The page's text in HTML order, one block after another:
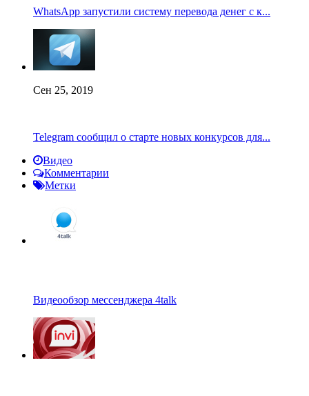
WhatsApp запустили систему перевода денег с к...
Сен 25, 2019
Telegram сообщил о старте новых конкурсов для...
Видео
Комментарии
Метки
Видеообзор мессенджера 4talk